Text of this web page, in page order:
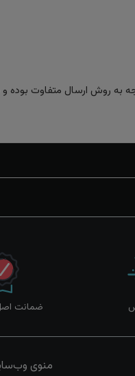
متفاوت بوده و برای روش‌های سریع بین 2 تا 3
ضمانت
منوی